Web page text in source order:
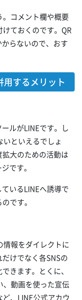
コメント欄や概要
ておくのです。QR
らないので、おす
用するメリット
ルがLINEです。し
といえるでしょ
大のための活動は
です。
いるLINEへ誘導で
です。
情報をダイレクトに
けでなく各SNSの
きます。とくに、
、動画を使った宣伝
、LINE公式アカウ